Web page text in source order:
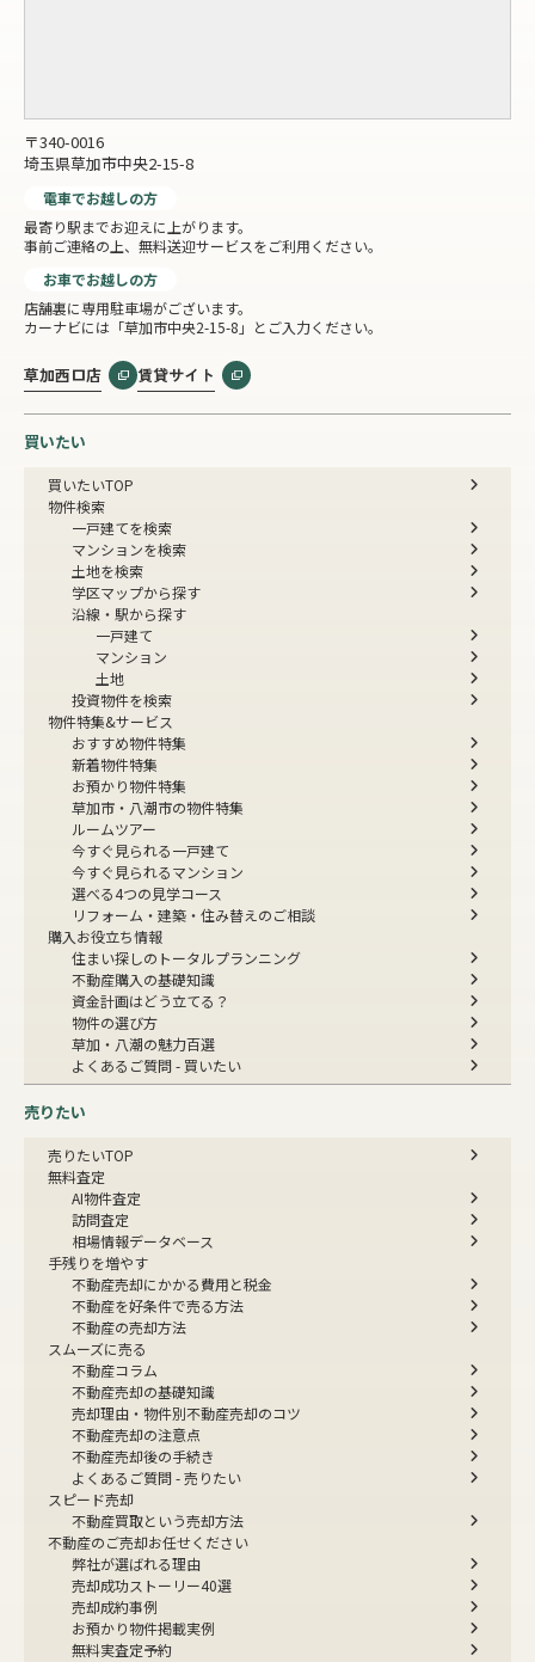
〒340-0016
埼玉県草加市中央2-15-8
電車でお越しの方
最寄り駅までお迎えに上がります。
事前ご連絡の上、無料送迎サービスをご利用ください。
お車でお越しの方
店舗裏に専用駐車場がございます。
カーナビには「草加市中央2-15-8」とご入力ください。
草加西口店 賃貸サイト
買いたい
買いたいTOP
物件検索
一戸建てを検索
マンションを検索
土地を検索
学区マップから探す
沿線・駅から探す
一戸建て
マンション
土地
投資物件を検索
物件特集&サービス
おすすめ物件特集
新着物件特集
お預かり物件特集
草加市・八潮市の物件特集
ルームツアー
今すぐ見られる一戸建て
今すぐ見られるマンション
選べる4つの見学コース
リフォーム・建築・住み替えのご相談
購入お役立ち情報
住まい探しのトータルプランニング
不動産購入の基礎知識
資金計画はどう立てる？
物件の選び方
草加・八潮の魅力百選
よくあるご質問 - 買いたい
売りたい
売りたいTOP
無料査定
AI物件査定
訪問査定
相場情報データベース
手残りを増やす
不動産売却にかかる費用と税金
不動産を好条件で売る方法
不動産の売却方法
スムーズに売る
不動産コラム
不動産売却の基礎知識
売却理由・物件別不動産売却のコツ
不動産売却の注意点
不動産売却後の手続き
よくあるご質問 - 売りたい
スピード売却
不動産買取という売却方法
不動産のご売却お任せください
弊社が選ばれる理由
売却成功ストーリー40選
売却成約事例
お預かり物件掲載実例
無料実査定予約